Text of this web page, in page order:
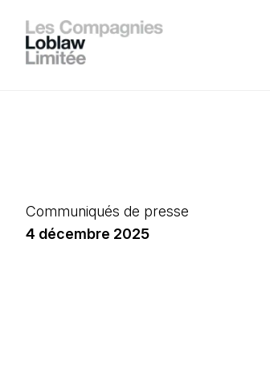
Communiqués de presse
4 décembre 2025